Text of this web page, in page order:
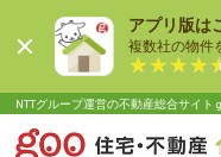
アプリ版は
複数社の物件
NTTグループ運営の不動産総合サイト